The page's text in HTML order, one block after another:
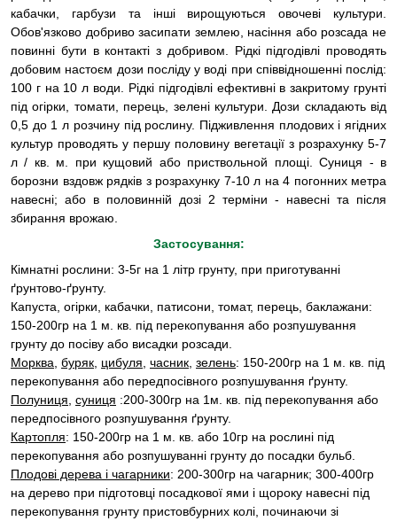
кабачки, гарбузи та інші вирощуються овочеві культури.
Обов'язково добриво засипати землею, насіння або розсада не
повинні бути в контакті з добривом. Рідкі підгодівлі проводять
добовим настоєм дози посліду у воді при співвідношенні послід:
100 г на 10 л води. Рідкі підгодівлі ефективні в закритому грунті
під огірки, томати, перець, зелені культури. Дози складають від
0,5 до 1 л розчину під рослину. Підживлення плодових і ягідних
культур проводять у першу половину вегетації з розрахунку 5-7
л / кв. м. при кущовий або приствольной площі. Суниця - в
борозни вздовж рядків з розрахунку 7-10 л на 4 погонних метра
навесні; або в половинній дозі 2 терміни - навесні та після
збирання врожаю.
Застосування:
Кімнатні рослини: 3-5г на 1 літр грунту, при приготуванні
ґрунтово-ґрунту.
Капуста, огірки, кабачки, патисони, томат, перець, баклажани:
150-200гр на 1 м. кв. під перекопування або розпушування
грунту до посіву або висадки розсади.
Морква буряк цибуля часник зелень: 150-200гр на 1 м. кв. під
перекопування або передпосівного розпушування ґрунту.
Полуниця, суниця :200-300гр на 1м. кв. під перекопування або
передпосівного розпушування ґрунту.
Картопля: 150-200гр на 1 м. кв. або 10гр на рослині під
перекопування або розпушуванні грунту до посадки бульб.
Плодові дерева і чагарники: 200-300гр на чагарник; 300-400гр
на дерево при підготовці посадкової ями і щороку навесні під
перекопування грунту пристовбурних колі, починаючи зі